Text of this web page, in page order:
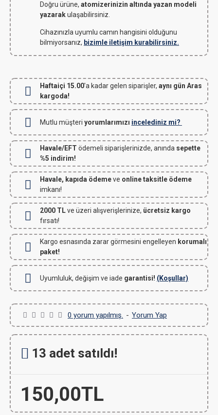
Doğru ürüne, atomizerinizin altında yazan modeli
yazarakulaşabilirsiniz.
Cihazınızla uyumlu camın hangisini olduğunu
bilmiyorsanız, bizimle iletişim kurabilirsiniz.
Haftaiçi 15.00'a kadar gelen siparişler, aynı gün Aras
kargoda!
Mutlu müşteri yorumlarımızı incelediniz mi?
Havale/EFT ödemeli siparişlerinizde, anında sepette
%5 indirim!
Havale, kapıda ödemeve online taksitle ödeme
imkanı!
2000 TLve üzeri alışverişlerinize, ücretsiz kargo
fırsatı!
Kargo esnasında zarar görmesini engelleyen korumalı
paket!
Uyumluluk, değişim ve iade garantisi! (Koşullar)
0 yorum yapılmış. - Yorum Yap
150,00TL
13 adet satıldı!